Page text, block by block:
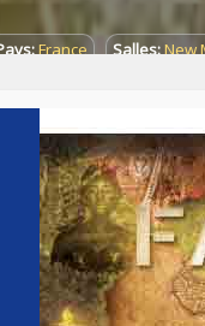
France Salles:New